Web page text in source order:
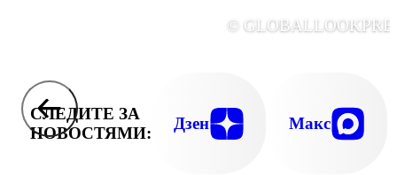
©
СЛЕДИТЕ ЗА
НОВОСТЯМИ:
Дзен Макс